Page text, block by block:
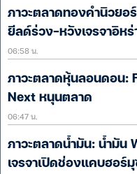
ภาวะตลาดทองคำนิวย
ยีลด์ร่วง-หวังเจรจาอิห
06:58 น.
ภาวะตลาดหุ้นลอนดอน:
Next หนุนตลาด
06:47 น.
ภาวะตลาดน้ำมัน: น้ำมัน
เจรจาเปิดช่องแคบฮอร์